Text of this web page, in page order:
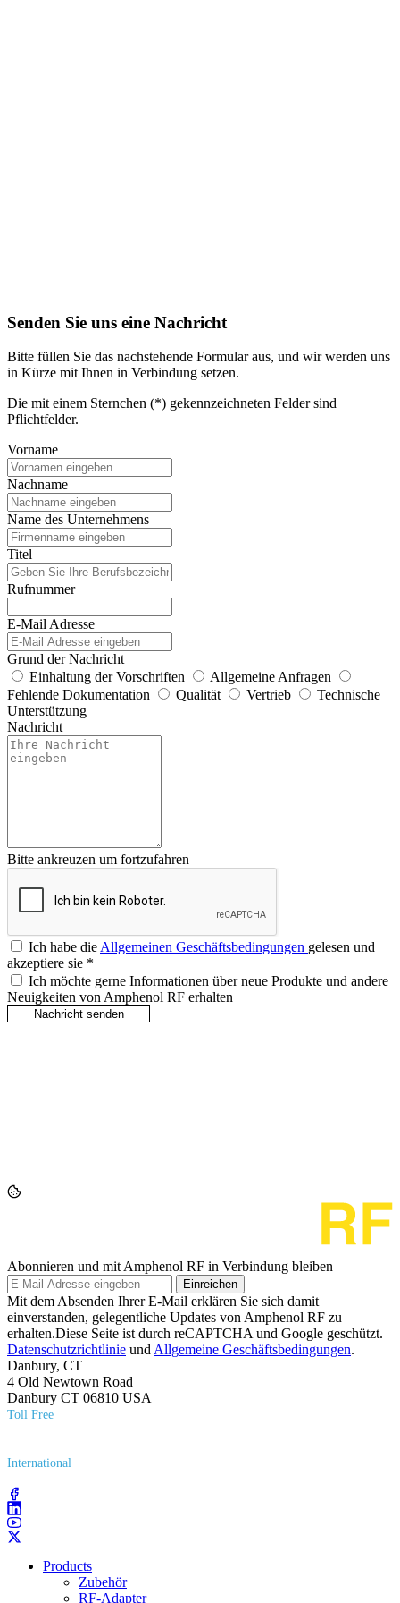
Senden Sie uns eine Nachricht
Bitte füllen Sie das nachstehende Formular aus, und wir werden uns
in Kürze mit Ihnen in Verbindung setzen.
Die mit einem Sternchen (*) gekennzeichneten Felder sind
Pflichtfelder.
Vorname
Nachname
Name des Unternehmens
Titel
Rufnummer
E-Mail Adresse
Grund der Nachricht
Einhaltung der Vorschriften
Allgemeine Anfragen
Fehlende Dokumentation
Qualität Vertrieb
Technische
Unterstützung
Nachricht
Bitte ankreuzen um fortzufahren
Ich habe dieAllgemeinen Geschäftsbedingungen gelesen und
akzeptiere sie *
Ich möchte gerne Informationen über neue Produkte und andere
Neuigkeiten von Amphenol RF erhalten
Abonnieren und mit Amphenol RF in Verbindung bleiben
Einreichen
Mit dem Absenden Ihrer E-Mail erklären Sie sich damit
einverstanden, gelegentliche Updates von Amphenol RF zu
erhalten.Diese Seite ist durch reCAPTCHA und Google geschützt.
Datenschutzrichtlinie und Allgemeine Geschäftsbedingungen.
Danbury, CT
4 Old Newtown Road
Danbury CT 06810 USA
Toll Free
International
Products
Zubehör
RF-Adapter